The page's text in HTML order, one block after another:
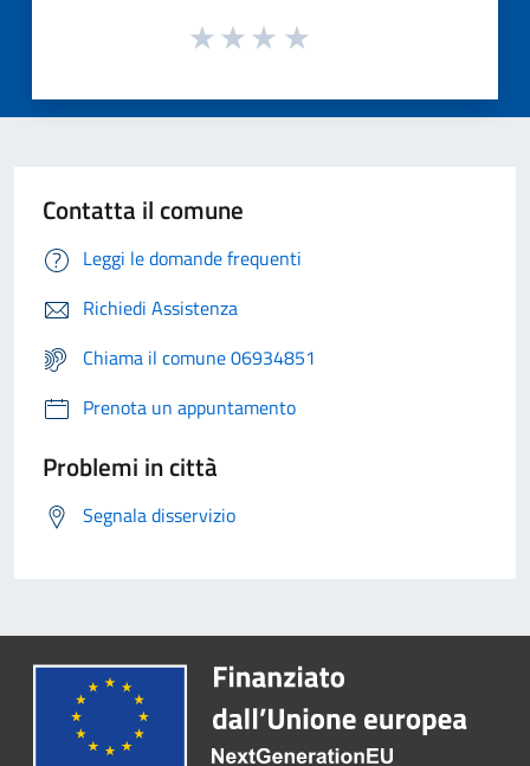
Contatta il comune
Leggi le domande frequenti
Richiedi Assistenza
Chiama il comune 06934851
Prenota un appuntamento
Problemi in città
Segnala disservizio